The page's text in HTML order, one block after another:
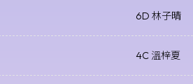
6D 林子晴
4C 溫梓夏